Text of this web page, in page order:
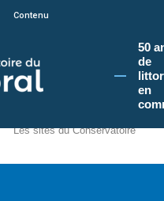
du Conservatoire du littoral, vous
Contenu
50
de
en
Les sites du Conservatoire